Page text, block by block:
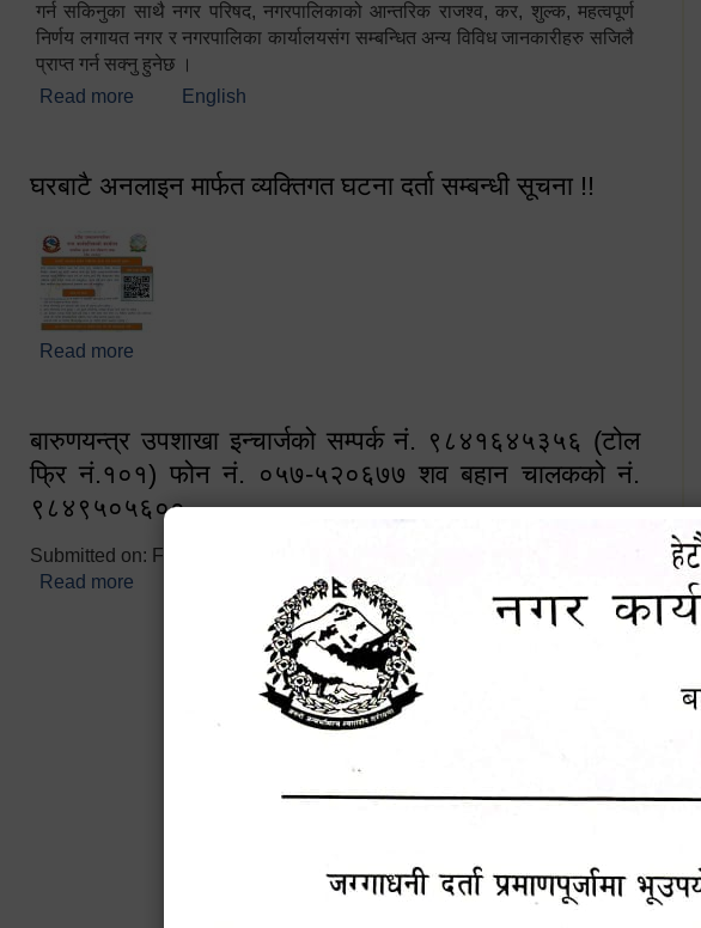
गर्न सकिनुका साथै नगर परिषद, नगरपालिकाको आन्तरिक राजश्व, कर, शुल्क, महत्वपूर्ण
निर्णय लगायत नगर र नगरपालिका कार्यालयसंग सम्बन्धित अन्य विविध जानकारीहरु सजिलै
प्राप्त गर्न सक्नु हुनेछ ।
Read more about स्वागतम!!!
English
घरबाटै अनलाइन मार्फत व्यक्तिगत घटना दर्ता सम्बन्धी सूचना !!
Read more
बारुणयन्त्र उपशाखा इन्चार्जको सम्पर्क नं. ९८४१६४५३५६ (टोल
फ्रि नं.१०१) फोन नं. ०५७-५२०६७७ शव बहान चालकको नं.
९८४९५०५६००
Submitted on: Fri, 02/25/2022 - 10:50
Read more about बारुणयन्त्र उपशाखा इन्चार्जको सम्पर्क नं. ९८४१६४५३५६ (टोल फ्रि
नं.१०१) फोन नं. ०५७-५२०६७७ शव बहान चालकको नं. ९८४९५०५६००